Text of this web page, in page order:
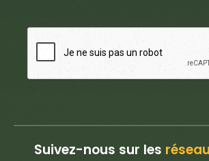
Suivez-nous sur les